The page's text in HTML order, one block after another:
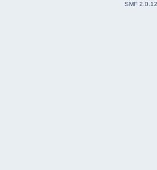
SMF 2.0.12